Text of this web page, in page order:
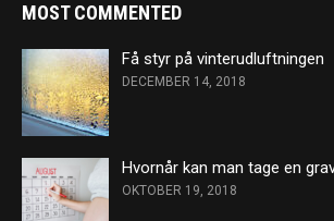
MOST COMMENTED
Få styr på vinterudluftningen
DECEMBER 14, 2018
Hvornår kan man tage en
OKTOBER 19, 2018